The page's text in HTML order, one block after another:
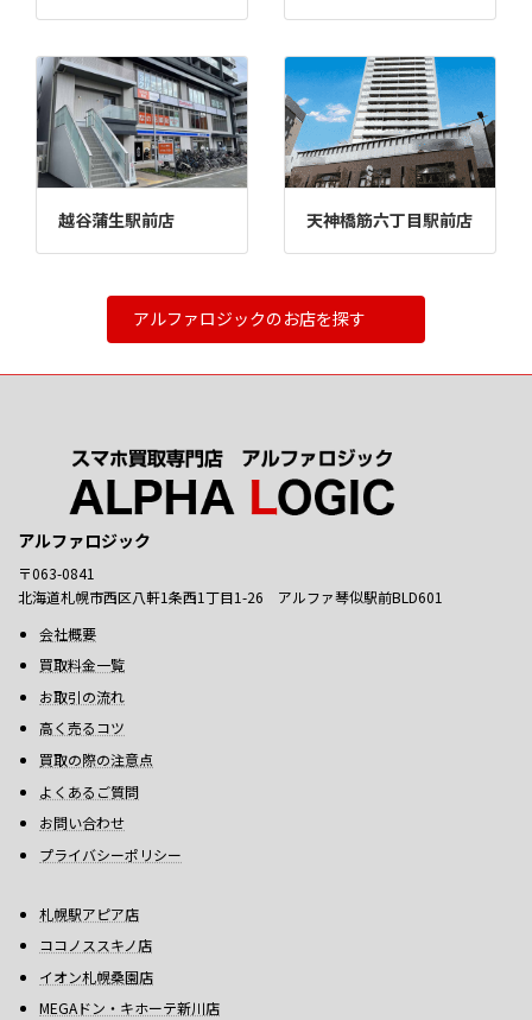
越谷蒲生駅前店 天神橋筋六丁目駅前店
アルファロジックのお店を探す
アルファロジック
〒063-0841
北海道札幌市西区八軒1条西1丁目1-26 アルファ琴似駅前BLD601
会社概要
買取料金一覧
お取引の流れ
高く売るコツ
買取の際の注意点
よくあるご質問
お問い合わせ
プライバシーポリシー
札幌駅アピア店
ココノススキノ店
イオン札幌桑園店
MEGAドン・キホーテ新川店